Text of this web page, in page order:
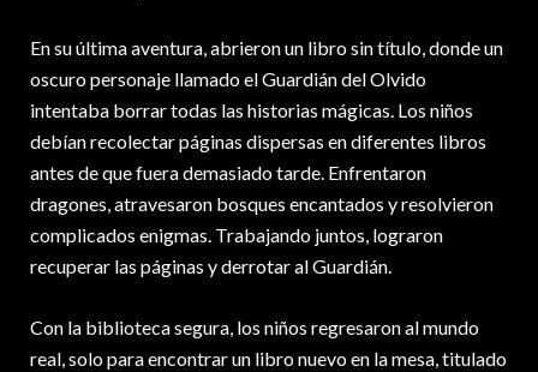
En su última aventura, abrieron un libro sin título, donde un
oscuro personaje llamado el Guardián del Olvido
intentaba borrar todas las historias mágicas. Los niños
debían recolectar páginas dispersas en diferentes libros
antes de que fuera demasiado tarde. Enfrentaron
dragones, atravesaron bosques encantados y resolvieron
complicados enigmas. Trabajando juntos, lograron
recuperar las páginas y derrotar al Guardián.
Con la biblioteca segura, los niños regresaron al mundo
real, solo para encontrar un libro nuevo en la mesa, titulado